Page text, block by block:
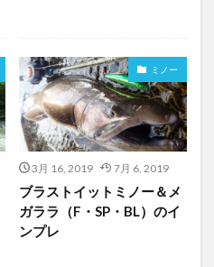
ミノー
3月 16, 2019 7月 6, 2019
ブラストイットミノー＆メ
ガララ（F・SP・BL）のイ
ンプレ